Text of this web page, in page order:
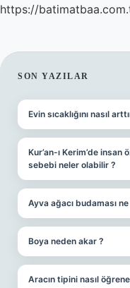
https://
SIDEBAR
SON YAZILAR
Evin sıcaklığını nasıl
Kur’an-ı Kerim’de insan
sebebi neler olabilir ?
Ayva ağacı budaması ne
Boya neden akar ?
Aracın tipini nasıl